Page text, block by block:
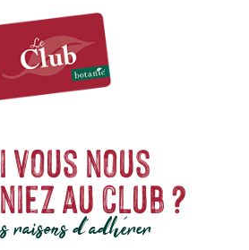
vous nous
au club ?
raisons d'adhérer